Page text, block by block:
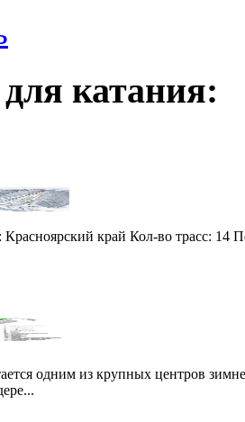
катания:
Красноярский край Кол-во трасс:
одним из крупных центров